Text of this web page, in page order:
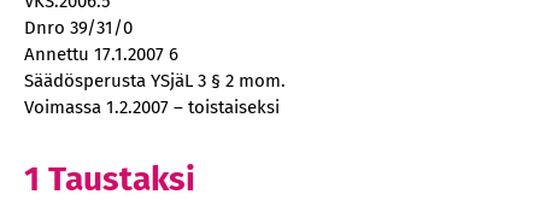
Dnro 39/31/0
Annettu 17.1.2007 6
Säädösperusta YSjäL 3 § 2 mom.
Voimassa 1.2.2007 – toistaiseksi
1 Taustaksi